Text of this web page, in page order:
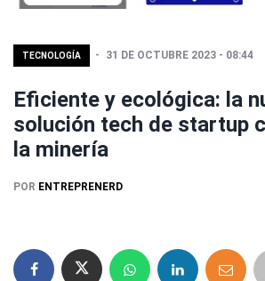
TECNOLOGÍA 31 DE OCTUBRE 2023 - 08:44
Eficiente y ecológica: la
solución tech de startup
la minería
POR ENTREPRENERD